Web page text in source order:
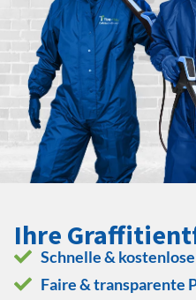
Ihre
Schnelle &
Faire & transparente